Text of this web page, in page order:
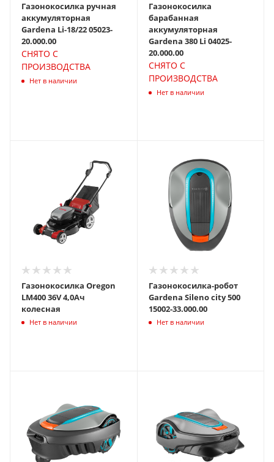
Газонокосилка ручная
аккумуляторная
Gardena Li-18/22 05023-
20.000.00
СНЯТО С
ПРОИЗВОДСТВА
Нет в наличии
Газонокосилка
барабанная
аккумуляторная
Gardena 380 Li 04025-
20.000.00
СНЯТО С
ПРОИЗВОДСТВА
Нет в наличии
Газонокосилка Oregon
LM400 36V 4,0Ач
колесная
Нет в наличии
Газонокосилка-робот
Gardena Sileno city 500
15002-33.000.00
Нет в наличии